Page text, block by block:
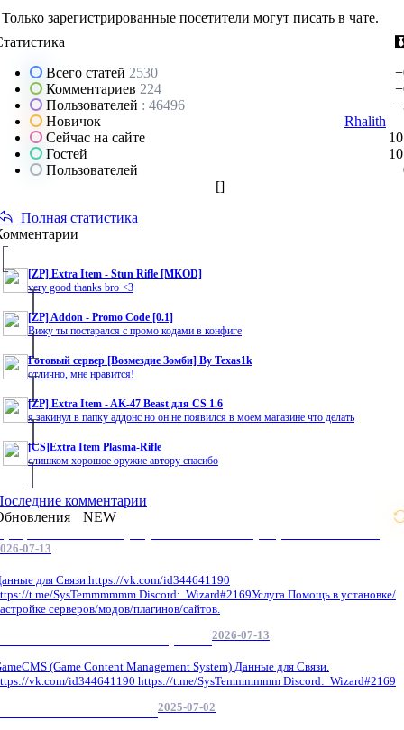
Только зарегистрированные посетители могут писать в чате.
Всего статей 2530
Комментариев 224
Пользователей : 46496
Новичок
Rhalith
Сейчас на сайте
Гостей
Пользователей
[]
Полная статистика
[ZP] Extra Item - Stun Rifle [MKOD]
very good thanks bro <3
[ZP] Addon - Promo Code [0.1]
Вижу ты постарался с промо кодами в конфиге
Готовый сервер [Возмездие Зомби] By Texas1k
отлично, мне нравится!
[ZP] Extra Item - AK-47 Beast для CS 1.6
я закинул в папку аддонс но он не появился в моем магазине что делать
[CS]Extra Item Plasma-Rifle
слишком хорошое оружие автору спасибо
комментарии
NEW
07-13
для Связи.https://vk.com/id344641190
t.me/SysTemmmmmm Discord: Wizard#2169Услуга Помощь в установке/
серверов/модов/плагинов/сайтов.
2026-07-13
(Game Content Management System) Данные для Связи.
vk.com/id344641190 https://t.me/SysTemmmmmm Discord: Wizard#2169
2025-07-02